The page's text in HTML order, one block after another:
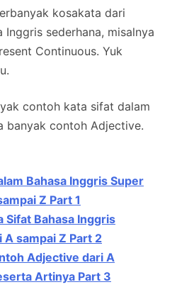
kosakata dari
sederhana, misalnya
Continuous. Yuk
contoh kata sifat dalam
banyak contoh Adjective.
Bahasa Inggris Super
Z Part 1
Sifat Bahasa Inggris
A sampai Z Part 2
Adjective dari A
Artinya Part 3